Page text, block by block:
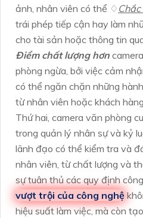
ảnh, nhân viên có thể ♢
trái phép tiếp cận hay làm
cho tài sản hoặc thông tin
Điểm chất lượng hơn
phòng ngừa, bởi việc cảm
có thể ngăn chặn những
từ nhân viên hoặc khách
Thứ hai, camera văn phòng
trong quản lý nhân sự và kỷ
lãnh đạo có thể kiểm tra và
nhân viên, từ chất lượng và
sự tuân thủ các quy định
vượt trội của công nghệ
hiệu suất làm việc, mà còn